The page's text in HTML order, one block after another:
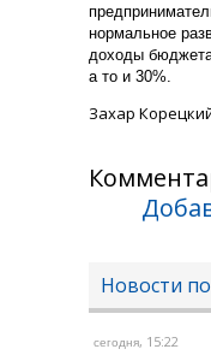
нормальное
доходы
а то и 30%.
Захар
Новости
сегодня, 15:22